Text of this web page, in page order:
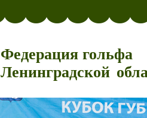
Федерация гольфа
Ленинградской